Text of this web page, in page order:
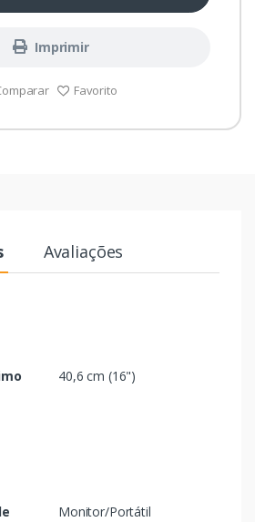
Imprimir
Favorito
Avaliações
40,6 cm (16")
Monitor/Portátil